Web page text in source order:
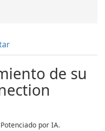
de su
por IA.